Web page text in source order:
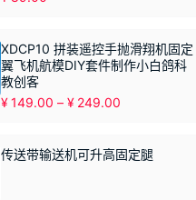
XDCP10 拼装遥控手抛滑翔机固定
翼飞机航模DIY套件制作小白鸽科
教创客
¥149.00 – ¥ 249.00
围：
传送带输送机可升高固定腿